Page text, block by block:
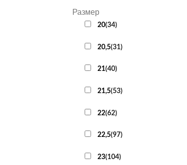
Размер
20(34)
20,5(31)
21(40)
21,5(53)
22(62)
22,5(97)
23(104)